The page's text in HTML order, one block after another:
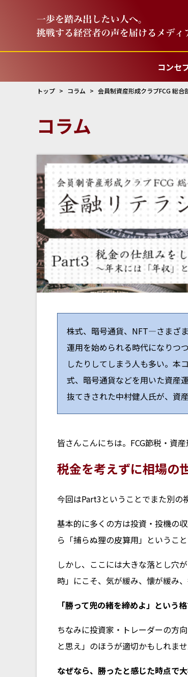
コンセ
トップ コラム 会員制資産形成クラブFCG 総
コラム
株式、暗号通貨、NFT―さまざ
運用を始められる時代になりつ
したりしてしまう人も多い。本
式、暗号通貨などを用いた資産
抜てきされた中村健人氏が、資
皆さんこんにちは。FCG節税・資
税金を考えずに相場の
今回はPart3ということでまた別の
基本的に多くの方は投資・投機の
ら「捕らぬ狸の皮算用」というこ
しかし、ここには大きな落とし穴
時」にこそ、気が緩み、懐が緩み
「勝って兜の緒を締めよ」という
ちなみに投資家・トレーダーの方
と思え」のほうが適切かもしれませ
なぜなら、勝ったと感じた時点で